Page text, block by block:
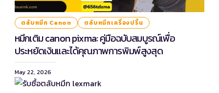
ตลับหมึก Canon ตลับหมึกเครื่องปริ้น
หมึกเติม canon pixma: คู่มือฉบับสมบูรณ์เพื่อ
ประหยัดเงินและได้คุณภาพการพิมพ์สูงสุด
May 22, 2026